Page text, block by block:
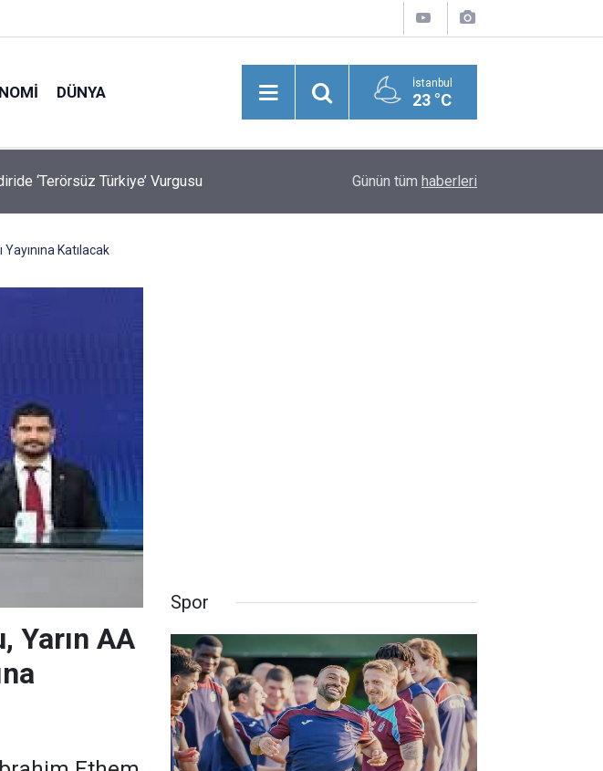
DÜNYA İstanbul
23 °C
‘Terörsüz Türkiye’ Vurgusu
Sayısı Son Bir Yılda İki Katına Çıktı
Günün tüm haberleri
Katılacak
Yarın AA
Spor